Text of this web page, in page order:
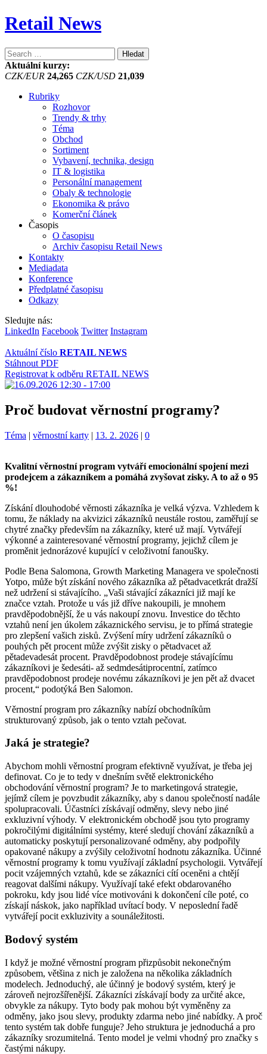
Retail News
Vyhledávání
Aktuální kurzy:
CZK/EUR 24,265 CZK/USD 21,039
Rubriky
Rozhovor
Trendy & trhy
Téma
Obchod
Sortiment
Vybavení, technika, design
IT & logistika
Personální management
Obaly & technologie
Ekonomika & právo
Komerční článek
Časopis
O časopisu
Archiv časopisu Retail News
Kontakty
Mediadata
Konference
Předplatné časopisu
Odkazy
Sledujte nás:
LinkedIn Facebook Twitter Instagram
Aktuální číslo RETAIL NEWS
Stáhnout PDF
Registrovat k odběru RETAIL NEWS
Proč budovat věrnostní programy?
Kategorie:
Téma | Štítky:
věrnostní karty | 13. 2. 2026 | 0
Kvalitní věrnostní program vytváří emocionální spojení mezi
prodejcem a zákazníkem a pomáhá zvyšovat zisky. A to až o 95
%!
Získání dlouhodobé věrnosti zákazníka je velká výzva. Vzhledem k
tomu, že náklady na akvizici zákazníků neustále rostou, zaměřují se
chytré značky především na zákazníky, které už mají. Vytvářejí
výkonné a zainteresované věrnostní programy, jejichž cílem je
proměnit jednorázové kupující v celoživotní fanoušky.
Podle Bena Salomona, Growth Marketing Managera ve společnosti
Yotpo, může být získání nového zákazníka až pětadvacetkrát dražší
než udržení si stávajícího. „Vaši stávající zákazníci již mají ke
značce vztah. Protože u vás již dříve nakoupili, je mnohem
pravděpodobnější, že u vás nakoupí znovu. Investice do těchto
vztahů není jen úkolem zákaznického servisu, je to přímá strategie
pro zlepšení vašich zisků. Zvýšení míry udržení zákazníků o
pouhých pět procent může zvýšit zisky o pětadvacet až
pětadevadesát procent. Pravděpodobnost prodeje stávajícímu
zákazníkovi je šedesáti- až sedmdesátiprocentní, zatímco
pravděpodobnost prodeje novému zákazníkovi je jen pět až dvacet
procent,“ podotýká Ben Salomon.
Věrnostní program pro zákazníky nabízí obchodníkům
strukturovaný způsob, jak o tento vztah pečovat.
Jaká je strategie?
Abychom mohli věrnostní program efektivně využívat, je třeba jej
definovat. Co je to tedy v dnešním světě elektronického
obchodování věrnostní program? Je to marketingová strategie,
jejímž cílem je povzbudit zákazníky, aby s danou společností nadále
spolupracovali. Účastníci získávají odměny, slevy nebo jiné
exkluzivní výhody. V elektronickém obchodě jsou tyto programy
pokročilými digitálními systémy, které sledují chování zákazníků a
automaticky poskytují personalizované odměny, aby podpořily
opakované nákupy a zvýšily celoživotní hodnotu zákazníka. Účinné
věrnostní programy k tomu využívají základní psychologii. Vytvářejí
pocit vzájemných vztahů, kde se zákazníci cítí oceněni a chtějí
reagovat dalšími nákupy. Využívají také efekt obdarovaného
pokroku, kdy jsou lidé více motivováni k dokončení cíle poté, co
získají náskok, jako například uvítací body. V neposlední řadě
vytvářejí pocit exkluzivity a sounáležitosti.
Bodový systém
I když je možné věrnostní program přizpůsobit nekonečným
způsobem, většina z nich je založena na několika základních
modelech. Jednoduchý, ale účinný je bodový systém, který je
zároveň nejrozšířenější. Zákazníci získávají body za určité akce,
obvykle za nákupy. Tyto body pak mohou být vyměněny za
odměny, jako jsou slevy, produkty zdarma nebo jiné nabídky. A proč
tento systém tak dobře funguje? Jeho struktura je jednoduchá a pro
zákazníky srozumitelná. Tento model je velmi vhodný pro značky s
častými nákupy.